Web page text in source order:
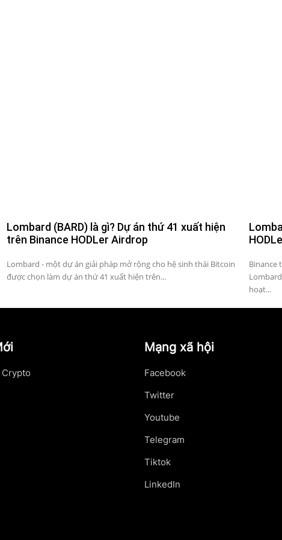
Lombard (BARD) là gì? Dự án thứ 41 xuất hiện
trên Binance HODLer Airdrop
Lombard - một dự án giải pháp mở rộng cho hệ sinh thái Bitcoin
được chọn làm dự án thứ 41 xuất hiện trên...
Binance
hoạt...
Mạng xã hội
Facebook
Twitter
Youtube
Telegram
Tiktok
LinkedIn